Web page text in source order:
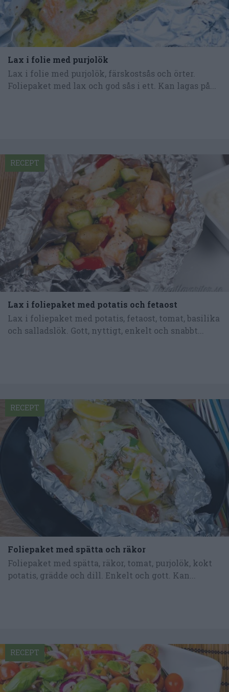
Lax i folie med purjolök
Lax i folie med purjolök, färskostsås och örter.
Foliepaket med lax och god sås i ett. Kan lagas på...
Lax i foliepaket med potatis och fetaost
Lax i foliepaket med potatis, fetaost, tomat, basilika
och salladslök. Gott, nyttigt, enkelt och snabbt...
RECEPT
Foliepaket med spätta och räkor
Foliepaket med spätta, räkor, tomat, purjolök, kokt
potatis, grädde och dill. Enkelt och gott. Kan...
RECEPT
RECEPT